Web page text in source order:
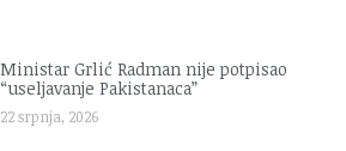
Ministar Grlić Radman nije potpisao
“useljavanje Pakistanaca”
22 srpnja, 2026